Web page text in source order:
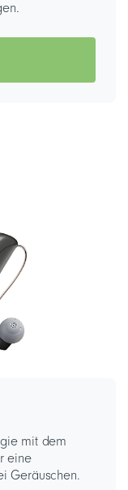
mit dem
eine
Geräuschen.